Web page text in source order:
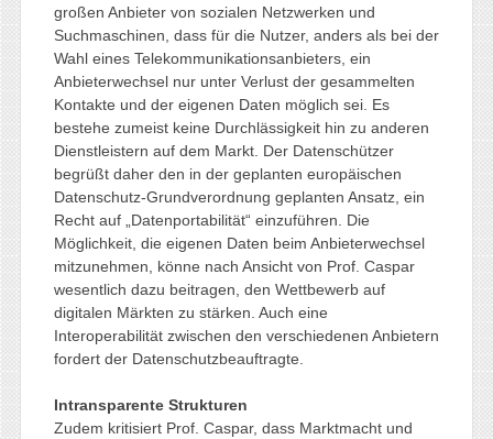
großen Anbieter von sozialen Netzwerken und
Suchmaschinen, dass für die Nutzer, anders als bei der
Wahl eines Telekommunikationsanbieters, ein
Anbieterwechsel nur unter Verlust der gesammelten
Kontakte und der eigenen Daten möglich sei. Es
bestehe zumeist keine Durchlässigkeit hin zu anderen
Dienstleistern auf dem Markt. Der Datenschützer
begrüßt daher den in der geplanten europäischen
Datenschutz-Grundverordnung geplanten Ansatz, ein
Recht auf „Datenportabilität“ einzuführen. Die
Möglichkeit, die eigenen Daten beim Anbieterwechsel
mitzunehmen, könne nach Ansicht von Prof. Caspar
wesentlich dazu beitragen, den Wettbewerb auf
digitalen Märkten zu stärken. Auch eine
Interoperabilität zwischen den verschiedenen Anbietern
fordert der Datenschutzbeauftragte.
Intransparente Strukturen
Zudem kritisiert Prof. Caspar, dass Marktmacht und